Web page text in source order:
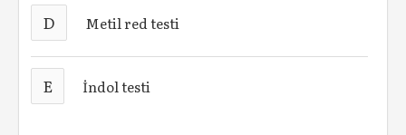
D Metil red testi
E İndol testi